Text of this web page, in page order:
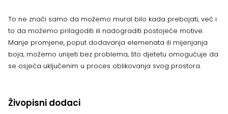
To ne znači samo da možemo mural bilo kada prebojati, već i
to da možemo prilagoditi ili nadograditi postojeće motive.
Manje promjene, poput dodavanja elemenata ili mijenjanja
boja, možemo unijeti bez problema, što djetetu omogućuje da
se osjeća uključenim u proces oblikovanja svog prostora.
Živopisni dodaci